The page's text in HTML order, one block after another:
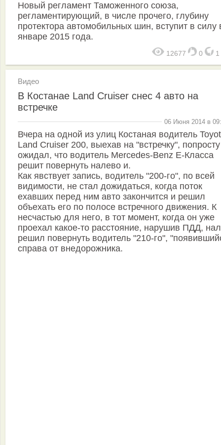
Новый регламент Таможенного союза,
регламентирующий, в числе прочего, глубину
протектора автомобильных шин, вступит в силу
январе 2015 года.
12677 0 1
Видео
В Костанае Land Cruiser снес 4 авто на
встречке
06 Июня 2014 в
Вчера на одной из улиц Костаная водитель
Land Cruiser 200, выехав на "встречку",
ожидал, что водитель Mercedes-Benz E-Класса
решит повернуть налево и.
Как явствует запись, водитель "200-го", по всей
видимости, не стал дожидаться, когда поток
ехавших перед ним авто закончится и решил
объехать его по полосе встречного движения. К
несчастью для него, в тот момент, когда он уже
проехал какое-то расстояние, нарушив ПДД,
решил повернуть водитель "210-го",
справа от внедорожника.